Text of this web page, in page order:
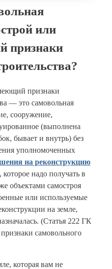
или
признаки
признаки
— это самовольная
сооружение,
(выполнена
бывает и внутрь) без
уполномоченных
на реконструкцию
, которое надо получать в
объектами самостроя
или используемые
на земле,
(Статья 222 ГК
самовольного
которая вам не